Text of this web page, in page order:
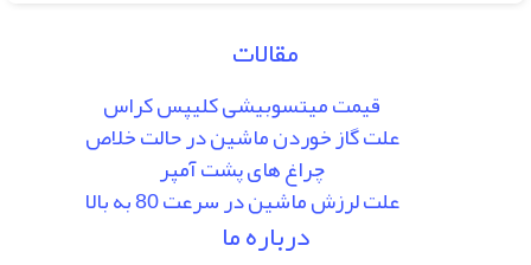
مقالات
قیمت میتسوبیشی کلیپس کراس
علت گاز خوردن ماشین در حالت خلاص
چراغ های پشت آمپر
علت لرزش ماشین در سرعت 80 به بالا
درباره ما